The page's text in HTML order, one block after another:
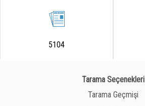
5104
Tarama Seçenekleri
Tarama Geçmişi